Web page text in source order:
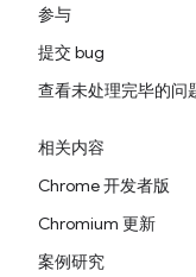
参与
提交 bug
查看未处理完毕的问
相关内容
Chrome 开发者版
Chromium 更新
案例研究